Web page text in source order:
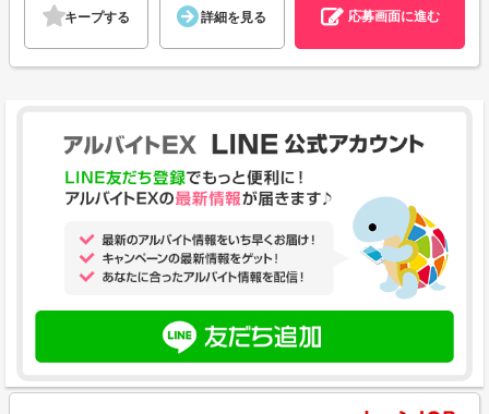
キープする 詳細を見る 応募画面に進む